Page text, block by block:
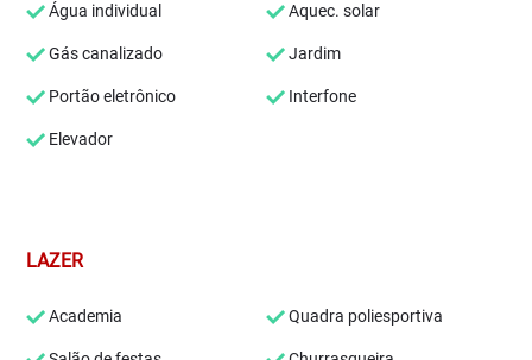
Água individual Aquec. solar
Gás canalizado Jardim
Portão eletrônico Interfone
Elevador
LAZER
Academia Quadra poliesportiva